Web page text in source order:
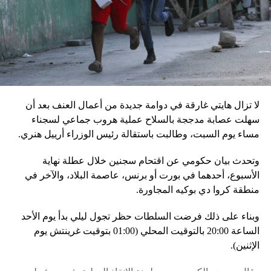
إقليميّاً، أعلن الجيش البيلاروسي أنّه بدأ مناورة للتحقّق من درجة
استعداد قاذفات الأسلحة النووية التكتيكية، في حين أوضح أمين
مجلس الأمن البيلاروسي ألكسندر فولفوفيتش أنّ هذه المناورة
مرتبطة بإعلان موسكو عن مناورات نووية وستكون «متزامنة»
مع التدريبات الروسية، لافتاً إلى أنّ مناورة مينسك ستشمل على
في السياق، أشار رئيس أركان القوات المسلّحة البيلاروسية
الجنرال فيكتور غوليفيتش إلى أنّه «في إطار هذا الحدث، تمّت
احتياطي»، لافتاً إلى أنّه «فور إنجاز عملية الانتشار هذه،
سنستعرض المسائل المتعلّقة بالاستعدادات لاستخدام الأسلحة
النووية غير الاستراتيجية».
وفي أوكرانيا، فكّكت أجهزة الأمن شبكة من العملاء التابعين
لجهاز الأمن الفدرالي الروسي «كانوا يعدّون لاغتيال الرئيس
الأوكراني» فولوديمير زيلينسكي ومسؤولين كبار آخرين، مثل
لا تزال هايتي غارقة في دوامة جديدة من أعمال العنف بعد أن
سهلت عصابة مدججة بالسلاح عملية هروب جماعي لسجناء
مساء يوم السبت، وطالبت باستقالة رئيس الوزراء أرييل هنري.
وتحدث بيان حكومي عن اقتحام سجنين خلال عطلة نهاية
الأسبوع، أحدهما في بورت أو برنس، عاصمة البلاد، والآخر في
منطقة كروا دي بوكيه المجاورة.
وبناء على ذلك فرضت السلطات حظر تجول ليلي بدأ يوم الأحد
الساعة 20:00 بالتوقيت المحلي (01:00 بتوقيت غرينتش يوم
الإثنين).